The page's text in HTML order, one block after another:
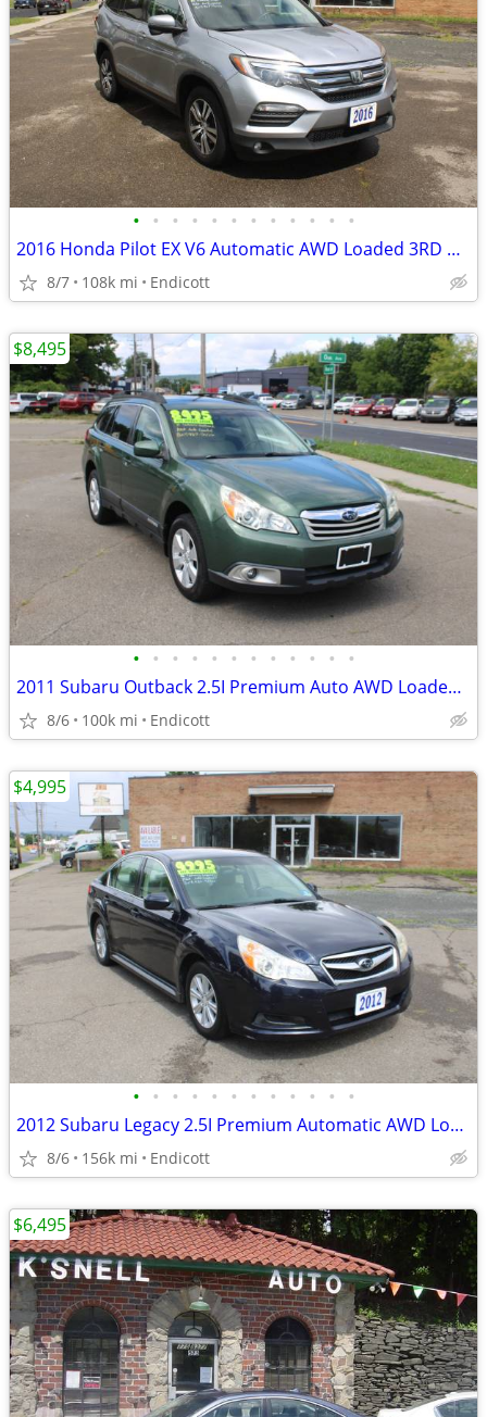
• • • • • • • • • • • •
2016 Honda Pilot EX V6 Automatic AWD Loaded 3RD Row! 108K! 1-Owner!
8/7 108k mi Endicott
• • • • • • • • • • • •
2011 Subaru Outback 2.5I Premium Auto AWD Loaded Sunroof! 100K!
8/6 100k mi Endicott
$8,495
• • • • • • • • • • • •
2012 Subaru Legacy 2.5I Premium Automatic AWD Loaded Alloy's!
8/6 156k mi Endicott
$4,995
$6,495